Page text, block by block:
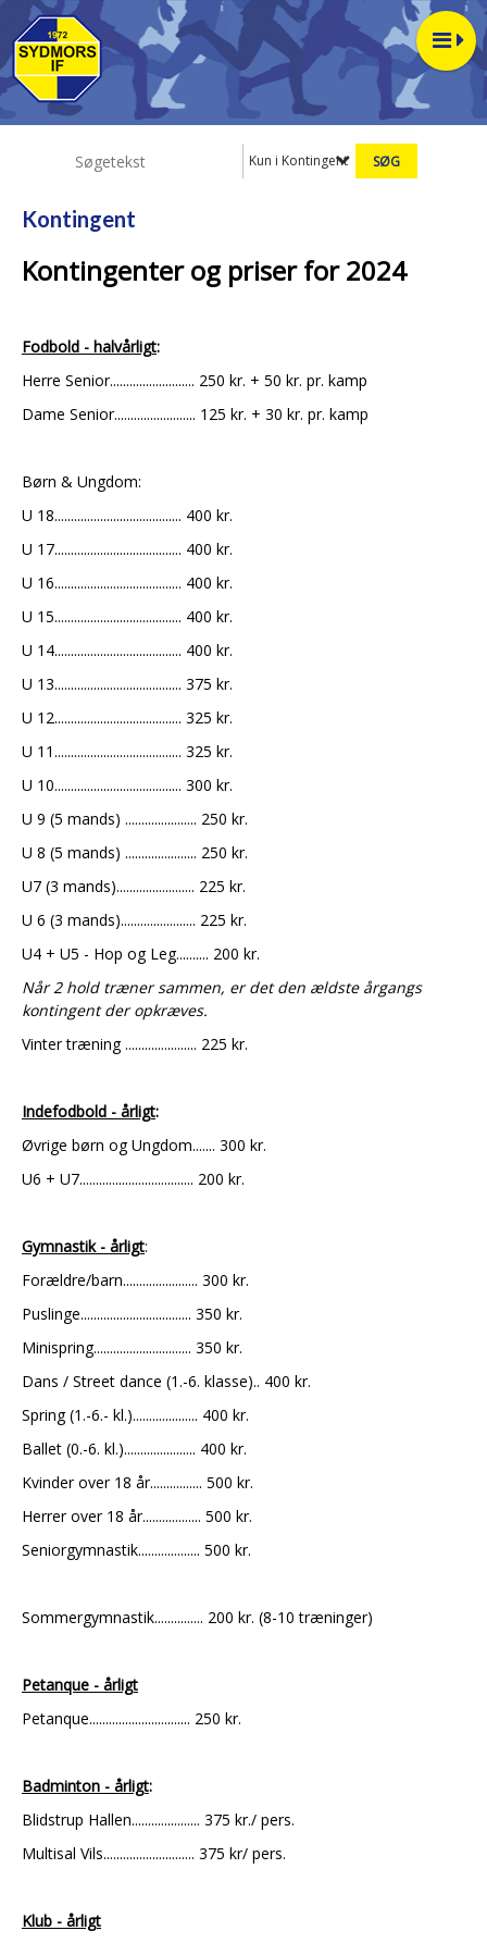
Kun i Kontingent
Kontingent
Kontingenter og priser for 2024
Fodbold - halvårligt:
Herre Senior.......................... 250 kr. + 50 kr. pr. kamp
Dame Senior......................... 125 kr. + 30 kr. pr. kamp
Børn & Ungdom:
U 18....................................... 400 kr.
U 17....................................... 400 kr.
U 16....................................... 400 kr.
U 15....................................... 400 kr.
U 14....................................... 400 kr.
U 13....................................... 375 kr.
U 12....................................... 325 kr.
U 11....................................... 325 kr.
U 10....................................... 300 kr.
U 9 (5 mands) ...................... 250 kr.
U 8 (5 mands) ...................... 250 kr.
U7 (3 mands)........................ 225 kr.
U 6 (3 mands)....................... 225 kr.
U4 + U5 - Hop og Leg.......... 200 kr.
Når 2 hold træner sammen, er det den ældste årgangs
kontingent der opkræves.
Vinter træning ...................... 225 kr.
Indefodbold - årligt:
Øvrige børn og Ungdom....... 300 kr.
U6 + U7................................... 200 kr.
Gymnastik - årligt:
Forældre/barn....................... 300 kr.
Puslinge.................................. 350 kr.
Minispring.............................. 350 kr.
Dans / Street dance (1.-6. klasse).. 400 kr.
Spring (1.-6.- kl.).................... 400 kr.
Ballet (0.-6. kl.)...................... 400 kr.
Kvinder over 18 år................ 500 kr.
Herrer over 18 år.................. 500 kr.
Seniorgymnastik................... 500 kr.
Sommergymnastik............... 200 kr. (8-10 træninger)
Petanque - årligt
Petanque............................... 250 kr.
Badminton - årligt:
Blidstrup Hallen..................... 375 kr./ pers.
Multisal Vils............................ 375 kr/ pers.
Klub - årligt